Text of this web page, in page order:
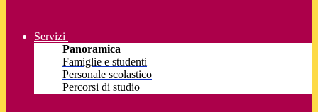
Servizi
Panoramica
Famiglie e studenti
Personale scolastico
Percorsi di studio